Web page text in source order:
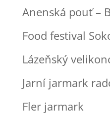
Anenská pouť –
Food festival
Lázeňský
Jarní jarmark
Fler jarmark